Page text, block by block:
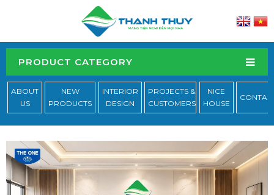
PRODUCT CATEGORY
ABOUT
US
NEW
PRODUCTS
INTERIOR
DESIGN
PROJECTS &
CUSTOMERS
NICE
HOUSE